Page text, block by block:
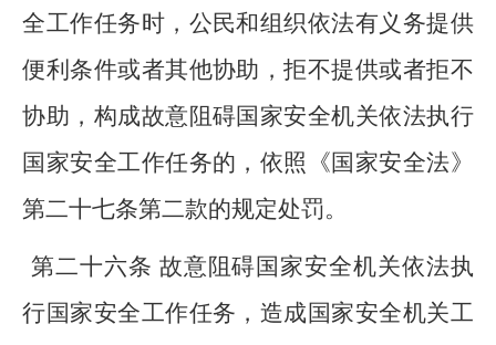
全工作任务时，公民和组织依法有义务提供
便利条件或者其他协助，拒不提供或者拒不
协助，构成故意阻碍国家安全机关依法执行
国家安全工作任务的，依照《国家安全法》
第二十七条第二款的规定处罚。
第二十六条 故意阻碍国家安全机关依法执
行国家安全工作任务，造成国家安全机关工